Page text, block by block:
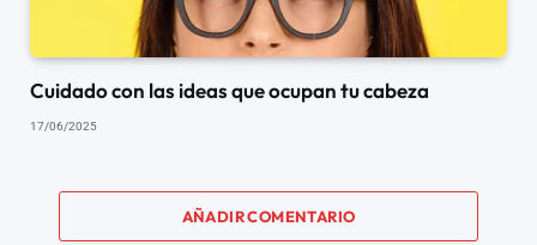
Cuidado con las ideas que ocupan tu cabeza
17/06/2025
AÑADIR COMENTARIO